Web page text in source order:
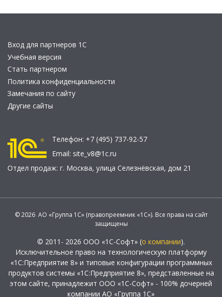
Вход для партнеров 1С
Учебная версия
Стать партнером
Политика конфиденциальности
Замечания по сайту
Другие сайты
Телефон: +7 (495) 737-92-57
Email: site_v8@1c.ru
Отдел продаж: г. Москва, улица Селезнёвская, дом 21
© 2026 АО «Группа 1С» (правопреемник «1С»). Все права на сайт
защищены
© 2011- 2026 ООО «1С-Софт» (о компании).
Исключительное право на технологическую платформу
«1С:Предприятие 8» и типовые конфигурации программных
продуктов системы «1С:Предприятие 8», представленные на
этом сайте, принадлежит ООО «1С-Софт» - 100% дочерней
компании АО «Группа 1С»